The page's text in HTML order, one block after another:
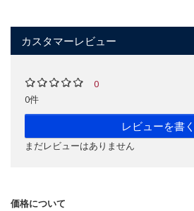
カスタマーレビュー
0
0件
レビューを書く
まだレビューはありません
価格について